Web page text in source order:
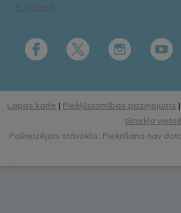
E-adrese
Lapas karte | Piekļūstamības paziņojums |
tīmekļa vietnē
Pašreizējais stāvoklis: Piekrišana nav